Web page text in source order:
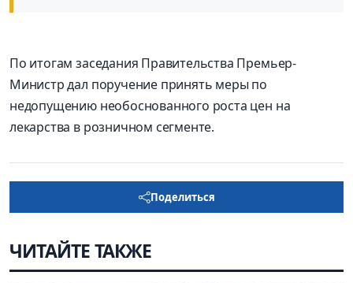
По итогам заседания Правительства Премьер-
Министр дал поручение принять меры по
недопущению необоснованного роста цен на
лекарства в розничном сегменте.
Поделиться
ЧИТАЙТЕ ТАКЖЕ